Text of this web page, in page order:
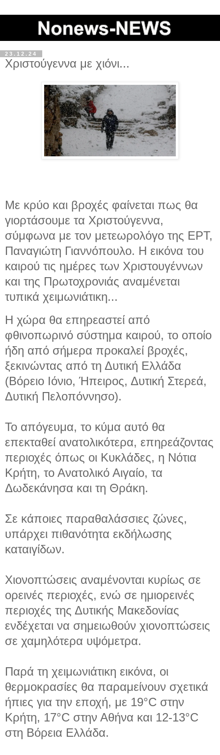
23.12.24
Χριστούγεννα με χιόνι...
Με κρύο και βροχές φαίνεται πως θα
γιορτάσουμε τα Χριστούγεννα,
σύμφωνα με τον μετεωρολόγο της ΕΡΤ,
Παναγιώτη Γιαννόπουλο. Η εικόνα του
καιρού τις ημέρες των Χριστουγέννων
και της Πρωτοχρονιάς αναμένεται
τυπικά χειμωνιάτικη...
Η χώρα θα επηρεαστεί από
φθινοπωρινό σύστημα καιρού, το οποίο
ήδη από σήμερα προκαλεί βροχές,
ξεκινώντας από τη Δυτική Ελλάδα
(Βόρειο Ιόνιο, Ήπειρος, Δυτική Στερεά,
Δυτική Πελοπόννησο).
Το απόγευμα, το κύμα αυτό θα
επεκταθεί ανατολικότερα, επηρεάζοντας
περιοχές όπως οι Κυκλάδες, η Νότια
Κρήτη, το Ανατολικό Αιγαίο, τα
Δωδεκάνησα και τη Θράκη.
Σε κάποιες παραθαλάσσιες ζώνες,
υπάρχει πιθανότητα εκδήλωσης
καταιγίδων.
Χιονοπτώσεις αναμένονται κυρίως σε
ορεινές περιοχές, ενώ σε ημιορεινές
περιοχές της Δυτικής Μακεδονίας
ενδέχεται να σημειωθούν χιονοπτώσεις
σε χαμηλότερα υψόμετρα.
Παρά τη χειμωνιάτικη εικόνα, οι
θερμοκρασίες θα παραμείνουν σχετικά
ήπιες για την εποχή, με 19°C στην
Κρήτη, 17°C στην Αθήνα και 12-13°C
στη Βόρεια Ελλάδα.